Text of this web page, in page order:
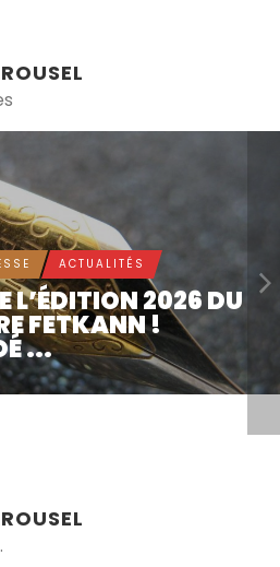
ACTUALITÉS
L’ÉDITION 2026 DU
FETKANN !
...